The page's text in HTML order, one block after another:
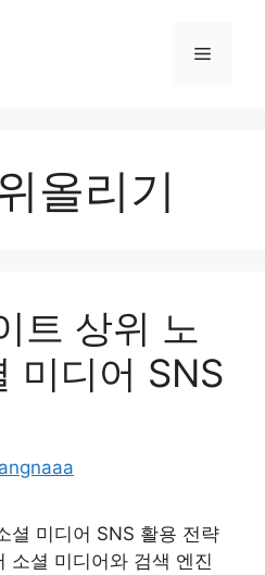
Menu
올리기
트 상위 노
미디어 SNS
셜 미디어 SNS 활용 전략
소셜 미디어와 검색 엔진